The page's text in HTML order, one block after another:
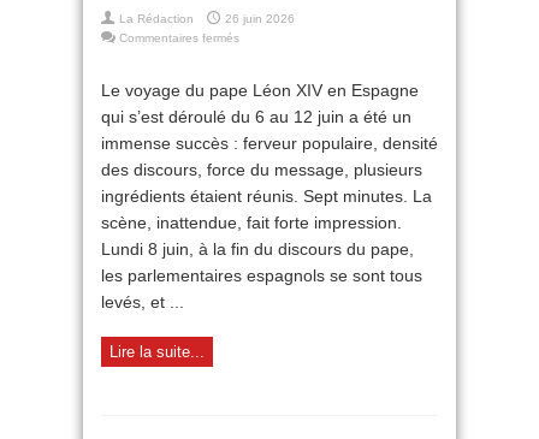
La Rédaction
26 juin 2026
Commentaires ferméssur
en
Espagne :
pape
fait
forte
et
achève
lancer
Le voyage du pape Léon XIV en Espagne
qui s’est déroulé du 6 au 12 juin a été un
immense succès : ferveur populaire, densité
des discours, force du message, plusieurs
ingrédients étaient réunis. Sept minutes. La
scène, inattendue, fait forte impression.
Lundi 8 juin, à la fin du discours du pape,
les parlementaires espagnols se sont tous
levés, et ...
Lire la suite...